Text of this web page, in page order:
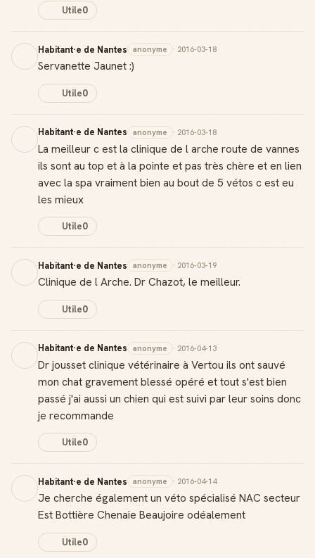
Utile0
Habitant·e de Nantes anonyme · 2016-03-18
Servanette Jaunet :)
Utile0
Habitant·e de Nantes anonyme · 2016-03-18
La meilleur c est la clinique de l arche route de vannes
ils sont au top et à la pointe et pas très chère et en lien
avec la spa vraiment bien au bout de 5 vétos c est eu
les mieux
Utile0
Habitant·e de Nantes anonyme · 2016-03-19
Clinique de l Arche. Dr Chazot, le meilleur.
Utile0
Habitant·e de Nantes anonyme · 2016-04-13
Dr jousset clinique vétérinaire à Vertou ils ont sauvé
mon chat gravement blessé opéré et tout s'est bien
passé j'ai aussi un chien qui est suivi par leur soins donc
je recommande
Utile0
Habitant·e de Nantes anonyme · 2016-04-14
Je cherche également un véto spécialisé NAC secteur
Est Bottière Chenaie Beaujoire odéalement
Utile0